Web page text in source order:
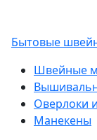
Бытовые
Швейные
Оверлоки
Манекены